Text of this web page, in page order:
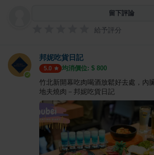
留下評論
給予評分
邦妮吃貨日記
5.0 均消價位: $ 800
竹北新開幕吃肉喝酒放鬆好去處，內
地夫燒肉－邦妮吃貨日記